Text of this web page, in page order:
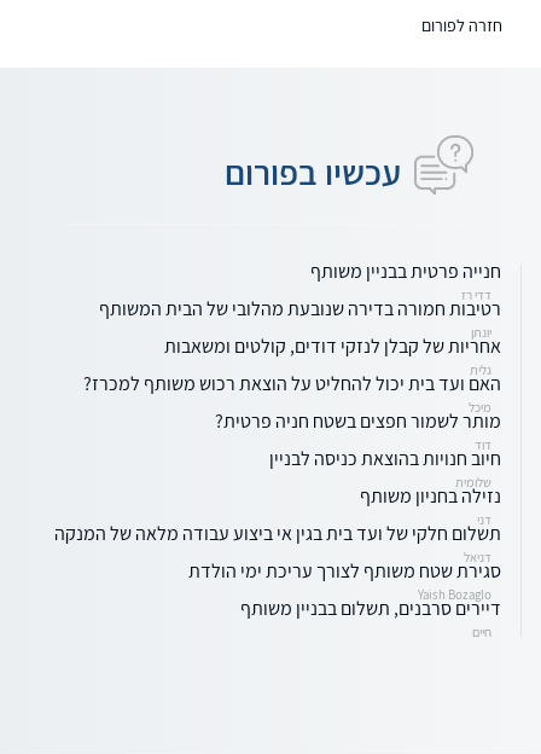
חזרה לפורום
עכשיו בפורום
חנייה פרטית בבניין משותף
דדי רז
רטיבות חמורה בדירה שנובעת מהלובי של הבית המשותף
יונתן
אחריות של קבלן לנזקי דודים, קולטים ומשאבות
גלית
האם ועד בית יכול להחליט על הוצאת רכוש משותף למכרז?
מיכל
מותר לשמור חפצים בשטח חניה פרטית?
דוד
חיוב חנויות בהוצאת כניסה לבניין
שלומית
נזילה בחניון משותף
דני
תשלום חלקי של ועד בית בגין אי ביצוע עבודה מלאה של המנקה
דניאל
סגירת שטח משותף לצורך עריכת ימי הולדת
Yaish Bozaglo
דיירים סרבנים, תשלום בבניין משותף
חיים